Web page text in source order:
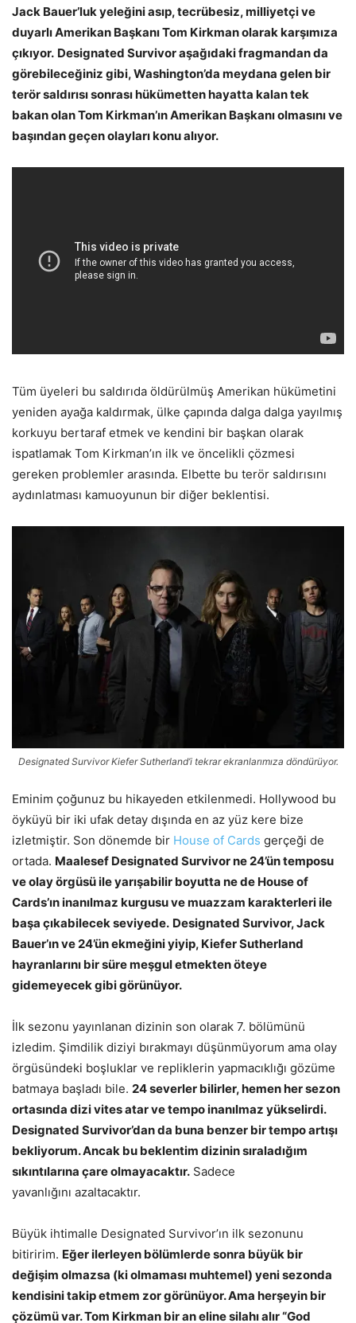
Jack Bauer’luk yeleğini asıp, tecrübesiz, milliyetçi ve
duyarlı Amerikan Başkanı Tom Kirkman olarak karşımıza
çıkıyor. Designated Survivor aşağıdaki fragmandan da
görebileceğiniz gibi, Washington’da meydana gelen bir
terör saldırısı sonrası hükümetten hayatta kalan tek
bakan olan Tom Kirkman’ın Amerikan Başkanı olmasını ve
başından geçen olayları konu alıyor.
Tüm üyeleri bu saldırıda öldürülmüş Amerikan hükümetini
yeniden ayağa kaldırmak, ülke çapında dalga dalga yayılmış
korkuyu bertaraf etmek ve kendini bir başkan olarak
ispatlamak Tom Kirkman’ın ilk ve öncelikli çözmesi
gereken problemler arasında. Elbette bu terör saldırısını
aydınlatması kamuoyunun bir diğer beklentisi.
Designated Survivor Kiefer Sutherland’i tekrar ekranlarımıza döndürüyor.
Eminim çoğunuz bu hikayeden etkilenmedi. Hollywood bu
öyküyü bir iki ufak detay dışında en az yüz kere bize
izletmiştir. Son dönemde bir House of Cards gerçeği de
ortada. Maalesef Designated Survivor ne 24’ün temposu
ve olay örgüsü ile yarışabilir boyutta ne de House of
Cards’ın inanılmaz kurgusu ve muazzam karakterleri ile
başa çıkabilecek seviyede. Designated Survivor, Jack
Bauer’ın ve 24’ün ekmeğini yiyip, Kiefer Sutherland
hayranlarını bir süre meşgul etmekten öteye
gidemeyecek gibi görünüyor.
İlk sezonu yayınlanan dizinin son olarak 7. bölümünü
izledim. Şimdilik diziyi bırakmayı düşünmüyorum ama olay
örgüsündeki boşluklar ve repliklerin yapmacıklığı gözüme
batmaya başladı bile. 24 severler bilirler, hemen her sezon
ortasında dizi vites atar ve tempo inanılmaz yükselirdi.
Designated Survivor’dan da buna benzer bir tempo artışı
bekliyorum. Ancak bu beklentim dizinin sıraladığım
sıkıntılarına çare olmayacaktır. Sadece
yavanlığını azaltacaktır.
Büyük ihtimalle Designated Survivor’ın ilk sezonunu
bitiririm. Eğer ilerleyen bölümlerde sonra büyük bir
değişim olmazsa (ki olmaması muhtemel) yeni sezonda
kendisini takip etmem zor görünüyor. Ama herşeyin bir
çözümü var. Tom Kirkman bir an eline silahı alır “God